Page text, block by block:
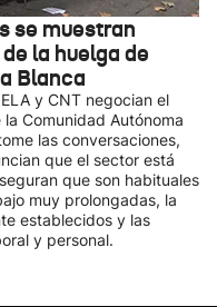
se muestran
la huelga de
Blanca
y CNT negocian el
Comunidad Autónoma
las conversaciones,
que el sector está
que son habituales
muy prolongadas, la
establecidos y las
y personal.